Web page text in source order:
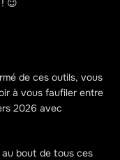
😉
de ces outils, vous
à vous faufiler entre
2026 avec
bout de tous ces